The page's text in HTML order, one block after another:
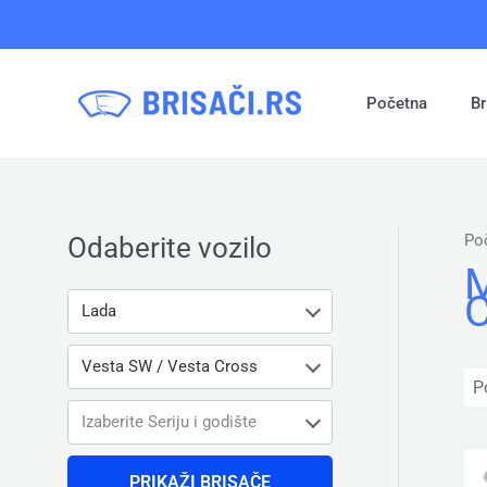
Početna
Odaberite vozilo
Lada
Vesta SW / Vesta Cross
Izaberite Seriju i godište